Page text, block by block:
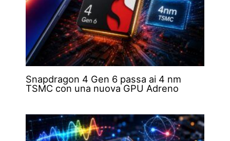
Snapdragon 4 Gen 6 passa ai 4 nm
TSMC con una nuova GPU Adreno